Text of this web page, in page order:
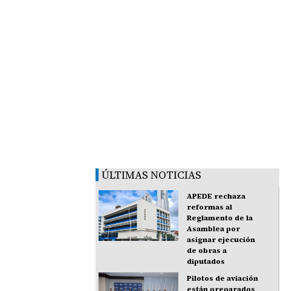
ÚLTIMAS NOTICIAS
APEDE rechaza
reformas al
Reglamento de la
Asamblea por
asignar ejecución
de obras a
diputados
Pilotos de aviación